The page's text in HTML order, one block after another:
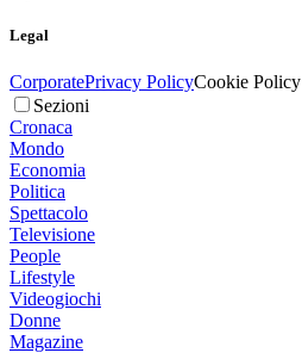
Legal
CorporatePrivacy PolicyCookie Policy
Sezioni
Cronaca
Mondo
Economia
Politica
Spettacolo
Televisione
People
Lifestyle
Videogiochi
Donne
Magazine